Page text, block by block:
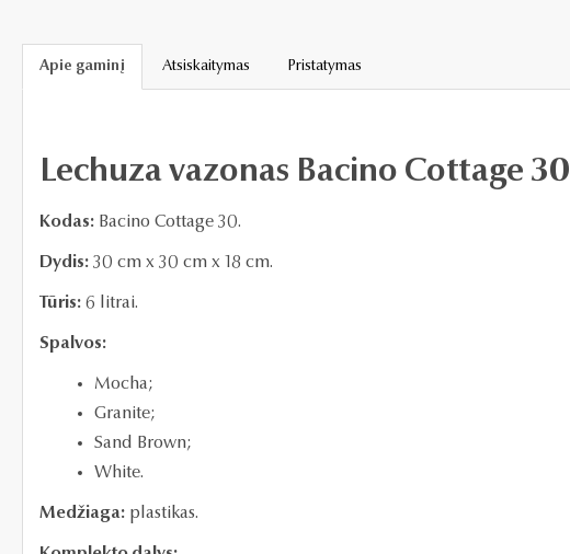
Apie gaminį Atsiskaitymas Pristatymas
Lechuza vazonas Bacino Cottage 30
Kodas: Bacino Cottage 30.
Dydis: 30 cm x 30 cm x 18 cm.
Tūris: 6 litrai.
Spalvos:
Mocha;
Granite;
Sand Brown;
White.
Medžiaga: plastikas.